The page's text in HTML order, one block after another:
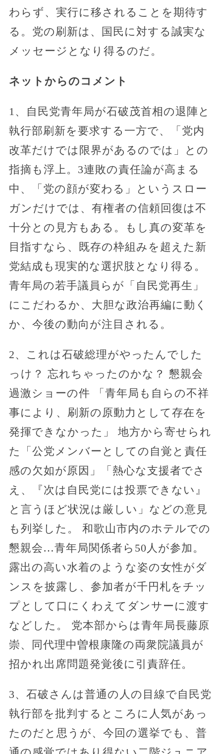
わらず、実行に移されることを期待す
る。党の刷新は、国民に対する誠実な
メッセージとなり得るのだ。
ネットからのコメント
1、自民党青年局が石破茂首相の退陣と
執行部刷新を要求する一方で、「党内
改革だけでは限界があるのでは」との
指摘も浮上。3連敗の責任論が高まる
中、「党の顔が変わる」というスロー
ガンだけでは、有権者の信頼回復は不
十分との見方もある。もし真の変革を
目指すなら、既存の枠組みを超えた新
党結成も現実的な選択肢となり得る。
青年局の若手議員らが「自民党再生」
にこだわるか、大胆な政治再編に動く
か、今後の動向が注目される。
2、これは石破総理がやったんでした
っけ？ 忘れちゃったのかな？ 懇親会
過激ショーの件 「青年局も自らの不祥
事により、刷新の原動力として存在を
発揮できなかった」 地方から寄せられ
た「公党メンバーとしての自覚と責任
感の欠如が原因」「熱心な支援者でさ
え、『次は自民党には投票できない』
と言うほど状況は厳しい」などの意見
も列挙した。 和歌山市内のホテルでの
懇親会…青年局関係者ら50人が参加。
露出の高い水着のような姿の女性がダ
ンスを披露し、参加者が千円札をチッ
プとして口にくわえてダンサーに渡す
などした。 党本部からは青年局長藤原
崇、同代理中曽根康隆の両衆院議員が
招かれ出席問題発覚後に引責辞任。
3、石破さんは普通の人の目線で自民党
執行部を批判するところに人気があっ
たのだと思うが、今回の選挙でも、普